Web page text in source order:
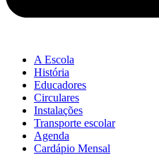
A Escola
História
Educadores
Circulares
Instalações
Transporte escolar
Agenda
Cardápio Mensal